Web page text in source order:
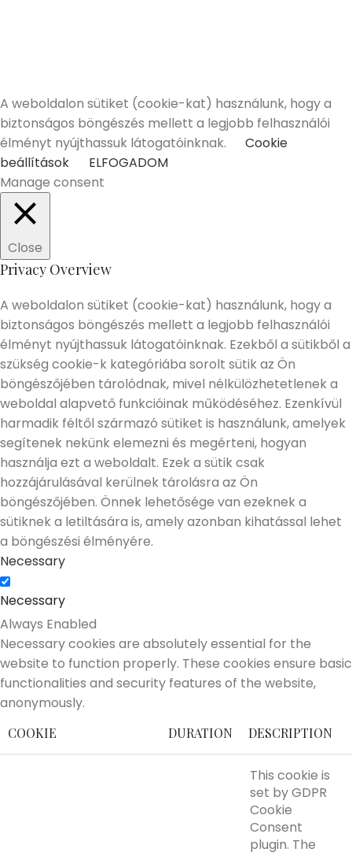
A weboldalon sütiket (cookie-kat) használunk, hogy a
biztonságos böngészés mellett a legjobb felhasználói
élményt nyújthassuk látogatóinknak.
Cookie
beállítások
ELFOGADOM
Manage consent
Close
Privacy Overview
A weboldalon sütiket (cookie-kat) használunk, hogy a
biztonságos böngészés mellett a legjobb felhasználói
élményt nyújthassuk látogatóinknak. Ezekből a sütikből a
szükség cookie-k kategóriába sorolt sütik az Ön
böngészőjében tárolódnak, mivel nélkülözhetetlenek a
weboldal alapvető funkcióinak működéséhez. Ezenkívül
harmadik féltől származó sütiket is használunk, amelyek
segítenek nekünk elemezni és megérteni, hogyan
használja ezt a weboldalt. Ezek a sütik csak
hozzájárulásával kerülnek tárolásra az Ön
böngészőjében. Önnek lehetősége van ezeknek a
sütiknek a letiltására is, amely azonban kihatással lehet
a böngészési élményére.
Necessary
Necessary
Always Enabled
Necessary cookies are absolutely essential for the
website to function properly. These cookies ensure basic
functionalities and security features of the website,
anonymously.
COOKIE DURATION DESCRIPTION
This cookie is
set by GDPR
Cookie
Consent
plugin. The